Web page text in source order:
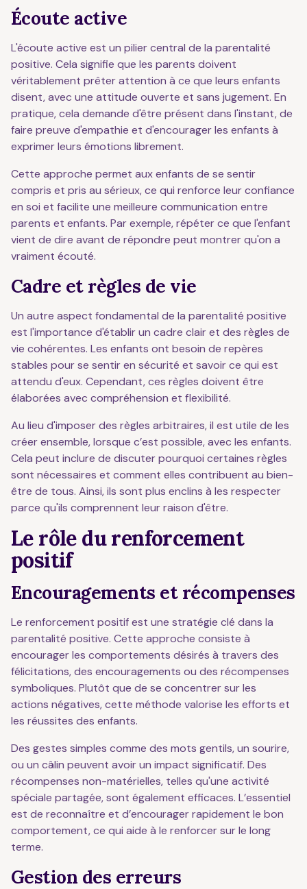
Écoute active
L'écoute active est un pilier central de la parentalité
positive. Cela signifie que les parents doivent
véritablement prêter attention à ce que leurs enfants
disent, avec une attitude ouverte et sans jugement. En
pratique, cela demande d'être présent dans l'instant, de
faire preuve d'empathie et d'encourager les enfants à
exprimer leurs émotions librement.
Cette approche permet aux enfants de se sentir
compris et pris au sérieux, ce qui renforce leur confiance
en soi et facilite une meilleure communication entre
parents et enfants. Par exemple, répéter ce que l'enfant
vient de dire avant de répondre peut montrer qu'on a
vraiment écouté.
Cadre et règles de vie
Un autre aspect fondamental de la parentalité positive
est l'importance d'établir un cadre clair et des règles de
vie cohérentes. Les enfants ont besoin de repères
stables pour se sentir en sécurité et savoir ce qui est
attendu d'eux. Cependant, ces règles doivent être
élaborées avec compréhension et flexibilité.
Au lieu d'imposer des règles arbitraires, il est utile de les
créer ensemble, lorsque c’est possible, avec les enfants.
Cela peut inclure de discuter pourquoi certaines règles
sont nécessaires et comment elles contribuent au bien-
être de tous. Ainsi, ils sont plus enclins à les respecter
parce qu'ils comprennent leur raison d'être.
Le rôle du renforcement
positif
Encouragements et récompenses
Le renforcement positif est une stratégie clé dans la
parentalité positive. Cette approche consiste à
encourager les comportements désirés à travers des
félicitations, des encouragements ou des récompenses
symboliques. Plutôt que de se concentrer sur les
actions négatives, cette méthode valorise les efforts et
les réussites des enfants.
Des gestes simples comme des mots gentils, un sourire,
ou un câlin peuvent avoir un impact significatif. Des
récompenses non-matérielles, telles qu'une activité
spéciale partagée, sont également efficaces. L’essentiel
est de reconnaître et d’encourager rapidement le bon
comportement, ce qui aide à le renforcer sur le long
terme.
Gestion des erreurs